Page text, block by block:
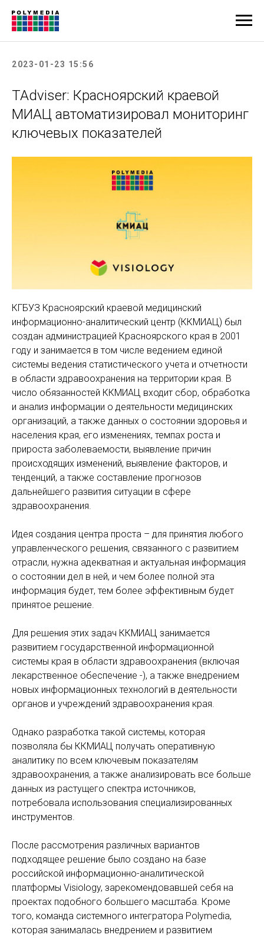
2023-01-23 15:56
TAdviser: Красноярский краевой
МИАЦ автоматизировал мониторинг
ключевых показателей
КГБУЗ Красноярский краевой медицинский
информационно-аналитический центр (ККМИАЦ) был
создан администрацией Красноярского края в 2001
году и занимается в том числе ведением единой
системы ведения статистического учета и отчетности
в области здравоохранения на территории края. В
число обязанностей ККМИАЦ входит сбор, обработка
и анализ информации о деятельности медицинских
организаций, а также данных о состоянии здоровья и
населения края, его изменениях, темпах роста и
прироста заболеваемости, выявление причин
происходящих изменений, выявление факторов, и
тенденций, а также составление прогнозов
дальнейшего развития ситуации в сфере
здравоохранения.
Идея создания центра проста – для принятия любого
управленческого решения, связанного с развитием
отрасли, нужна адекватная и актуальная информация
о состоянии дел в ней, и чем более полной эта
информация будет, тем более эффективным будет
принятое решение.
Для решения этих задач ККМИАЦ занимается
развитием государственной информационной
системы края в области здравоохранения (включая
лекарственное обеспечение -), а также внедрением
новых информационных технологий в деятельности
органов и учреждений здравоохранения края.
Однако разработка такой системы, которая
позволяла бы ККМИАЦ получать оперативную
аналитику по всем ключевым показателям
здравоохранения, а также анализировать все больше
данных из растущего спектра источников,
потребовала использования специализированных
инструментов.
После рассмотрения различных вариантов
подходящее решение было создано на базе
российской информационно-аналитической
платформы Visiology, зарекомендовавшей себя на
проектах подобного большего масштаба. Кроме
того, команда системного интегратора Polymedia,
которая занималась внедрением и развитием